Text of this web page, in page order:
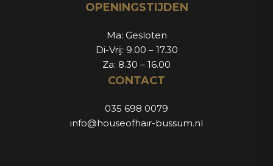
OPENINGSTIJDEN
Ma: Gesloten
Di-Vrij: 9.00 – 17.30
Za: 8.30 – 16.00
CONTACT
035 698 0079
info@houseofhair-bussum.nl